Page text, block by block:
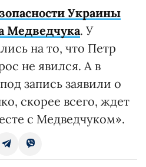
Украины
Медведчука. У
на то, что Петр
не явился. А в
запись заявили о
скорее всего, ждет
с Медведчуком».